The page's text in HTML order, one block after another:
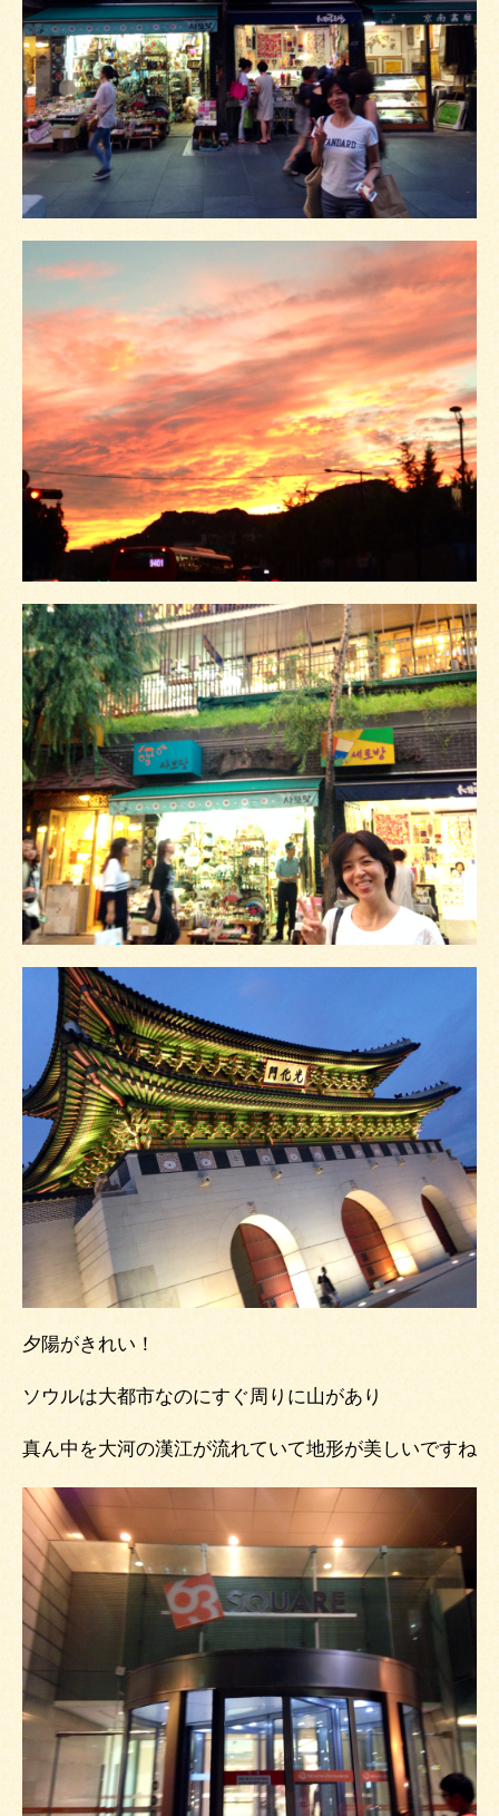
夕陽がきれい！
ソウルは大都市なのにすぐ周りに山があり
真ん中を大河の漢江が流れていて地形が美しいですね